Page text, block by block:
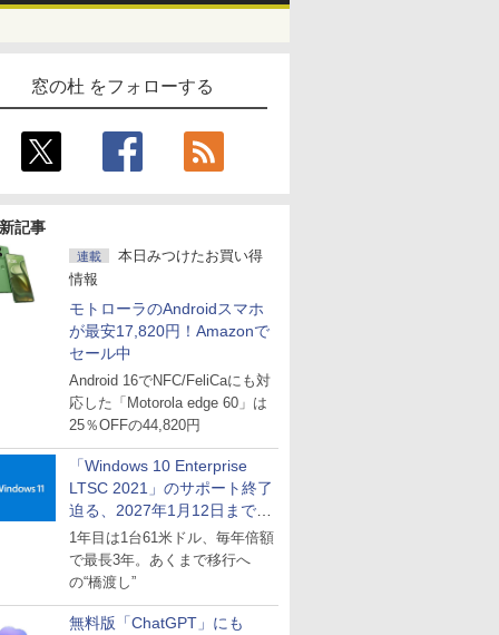
窓の杜 をフォローする
記事
連載
本日みつけたお買い得
情報
モトローラのAndroidスマホ
が最安17,820円！Amazonで
セール中
Android 16でNFC/FeliCaにも対
応した「Motorola edge 60」は
25％OFFの44,820円
「Windows 10 Enterprise
LTSC 2021」のサポート終了
迫る、2027年1月12日まで
～ESUは9月1日から販売
1年目は1台61米ドル、毎年倍額
で最長3年。あくまで移行へ
の“橋渡し”
無料版「ChatGPT」にも